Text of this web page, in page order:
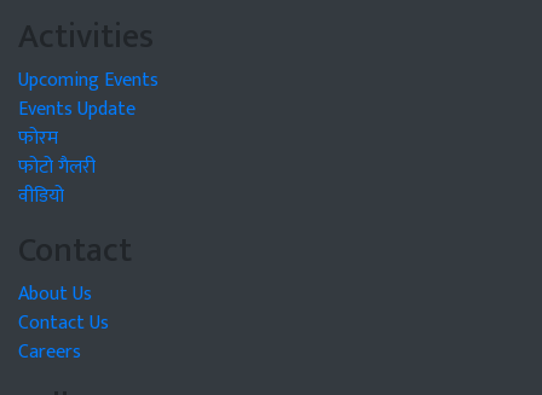
Activities
Upcoming Events
Events Update
फोरम
फोटो गैलरी
वीडियो
Contact
About Us
Contact Us
Careers